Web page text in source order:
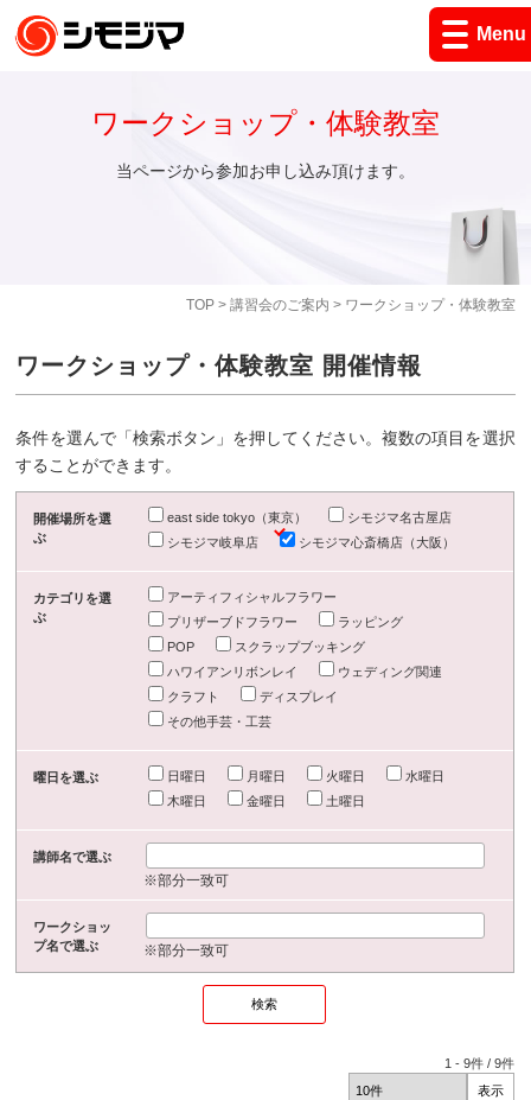
Menu
TOP> 講習会のご案内 > ワークショップ・体験教室
ワークショップ・体験教室
当ページから参加お申し込み頂けます。
ワークショップ・体験教室 開催情報
条件を選んで「検索ボタン」を押してください。複数の項目を選択
することができます。
開催場所を選
ぶ
east side tokyo（東京）
シモジマ名古屋店
シモジマ岐阜店
シモジマ心斎橋店（大阪）
カテゴリを選
ぶ
アーティフィシャルフラワー
プリザーブドフラワー
ラッピング
POP
スクラップブッキング
ハワイアンリボンレイ
ウェディング関連
クラフト
ディスプレイ
その他手芸・工芸
曜日を選ぶ 日曜日 月曜日 火曜日
水曜日
木曜日
金曜日 土曜日
講師名で選ぶ
※部分一致可
ワークショッ
プ名で選ぶ
※部分一致可
1 -9件 /9件